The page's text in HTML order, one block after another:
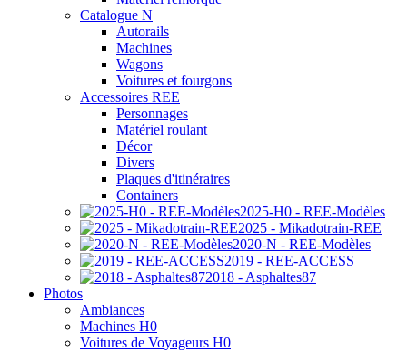
Catalogue N
Autorails
Machines
Wagons
Voitures et fourgons
Accessoires REE
Personnages
Matériel roulant
Décor
Divers
Plaques d'itinéraires
Containers
2025-H0 - REE-Modèles
2025 - Mikadotrain-REE
2020-N - REE-Modèles
2019 - REE-ACCESS
2018 - Asphaltes87
Photos
Ambiances
Machines H0
Voitures de Voyageurs H0